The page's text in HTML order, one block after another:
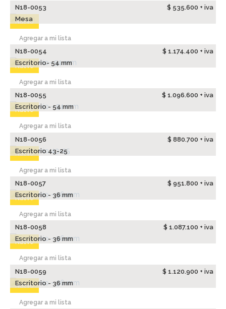
Nuevo
N18-0053
$ 535.600 + iva
Mesa
Agregar a mi lista
Nuevo
N18-0054
$ 1.174.400 + iva
Escritorio- 54 mm
Agregar a mi lista
Nuevo
N18-0055
$ 1.096.600 + iva
Escritorio - 54 mm
Agregar a mi lista
Nuevo
N18-0056
$ 880.700 + iva
Escritorio 43-25
Agregar a mi lista
Nuevo
N18-0057
$ 951.800 + iva
Escritorio - 36 mm
Agregar a mi lista
Nuevo
N18-0058
$ 1.087.100 + iva
Escritorio - 36 mm
Agregar a mi lista
Nuevo
N18-0059
$ 1.120.900 + iva
Escritorio - 36 mm
Agregar a mi lista